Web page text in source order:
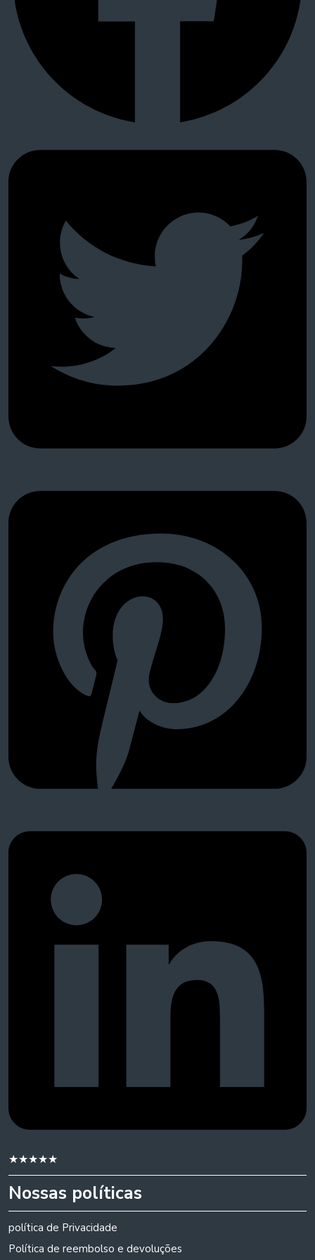
★★★★★
Nossas políticas
política de Privacidade
Política de reembolso e devoluções